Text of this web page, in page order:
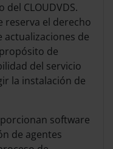
CLOUDVDS.
reserva el derecho
de
de
del servicio
la instalación de
software
de agentes